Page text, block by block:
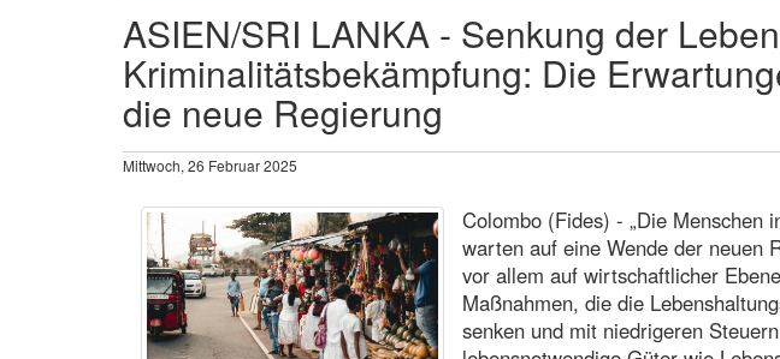
ASIEN/SRI LANKA - Senkung der
Kriminalitätsbekämpfung: Die
die neue Regierung
Mittwoch, 26 Februar 2025
Colombo (Fides) - „Die Menschen
warten auf eine Wende der neuen
vor allem auf wirtschaftlicher
Maßnahmen, die die
senken und mit niedrigeren